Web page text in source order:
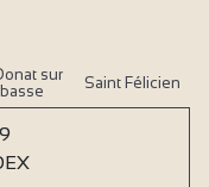
sur
Saint Félicien